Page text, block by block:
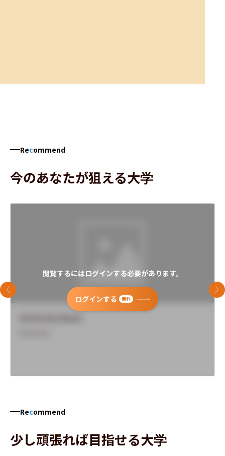
Recommend
今のあなたが狙える大学
閲覧するにはログインする必要があります。
ログインする 無料
前のスライド 次
Recommend
少し頑張れば目指せる大学